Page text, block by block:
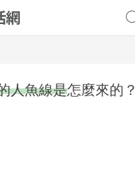
魚小說！
人魚線是怎麼來的？